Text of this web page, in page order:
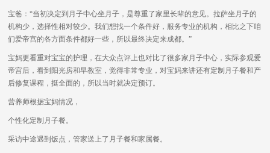
宝爸：“当初决定到月子中心坐月子，是尊重了家里长辈的意见。拉萨坐月子的
机构少，选择性相对较少。我们想找一个条件好，服务专业的机构，相比之下咱
们爱帝宫的各方面条件都好一些，所以最终决定来成都。”
宝妈更看重对宝宝的护理，在大众点评上也对比了很多家月子中心，实际参观爱
帝宫后，看到阳光房和早教室，觉得非常专业，对宝妈来讲还有定制月子餐和产
后修复课程，挺全面的，所以当时就决定预订。
营养师根据宝妈情况，
个性化定制月子餐。
采访中途遇到饭点，管家送上了月子餐和家属餐。